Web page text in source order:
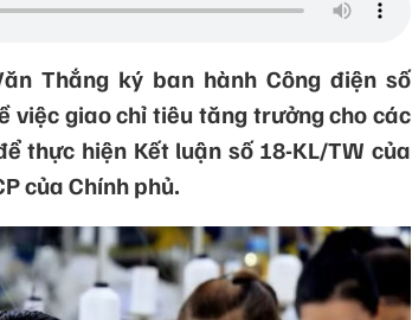
Thắng ký ban hành Công điện số
việc giao chỉ tiêu tăng trưởng cho các
thực hiện Kết luận số 18-KL/TW của
của Chính phủ.